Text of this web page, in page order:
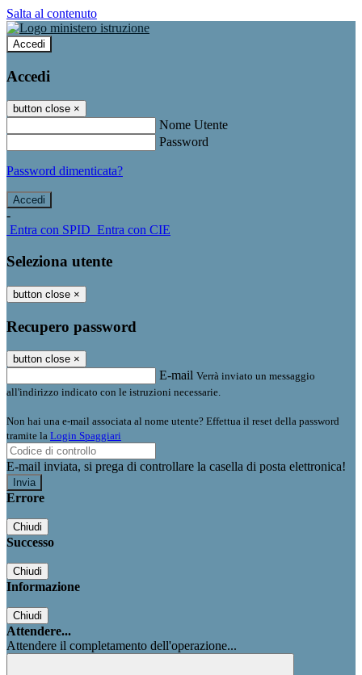
Salta al contenuto
Accedi
Accedi
button close ×
Nome Utente
Password
Password dimenticata?
-
Entra con SPID Entra con CIE
Seleziona utente
button close ×
Recupero password
button close ×
E-mail Verrà inviato un messaggio
all'indirizzo indicato con le istruzioni necessarie.
Non hai una e-mail associata al nome utente? Effettua il reset della password
tramite la Login Spaggiari
E-mail inviata, si prega di controllare la casella di posta elettronica!
Errore
Chiudi
Successo
Chiudi
Informazione
Chiudi
Attendere...
Attendere il completamento dell'operazione...